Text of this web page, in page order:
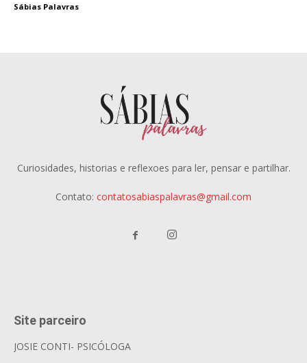
Sábias Palavras
Curiosidades, historias e reflexoes para ler, pensar e partilhar.
Contato: contatosabiaspalavras@gmail.com
Site parceiro
JOSIE CONTI- PSICÓLOGA